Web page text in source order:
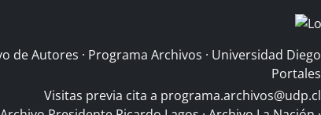
de Autores · Programa Archivos · Universidad Diego
Portales
Visitas previa cita a programa.archivos@udp.cl